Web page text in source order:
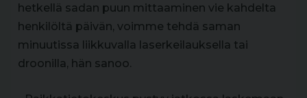
hetkellä sadan puun mittaaminen vie kahdelta
henkilöltä päivän, voimme tehdä saman
minuutissa liikkuvalla laserkeilauksella tai
droonilla, hän sanoo.